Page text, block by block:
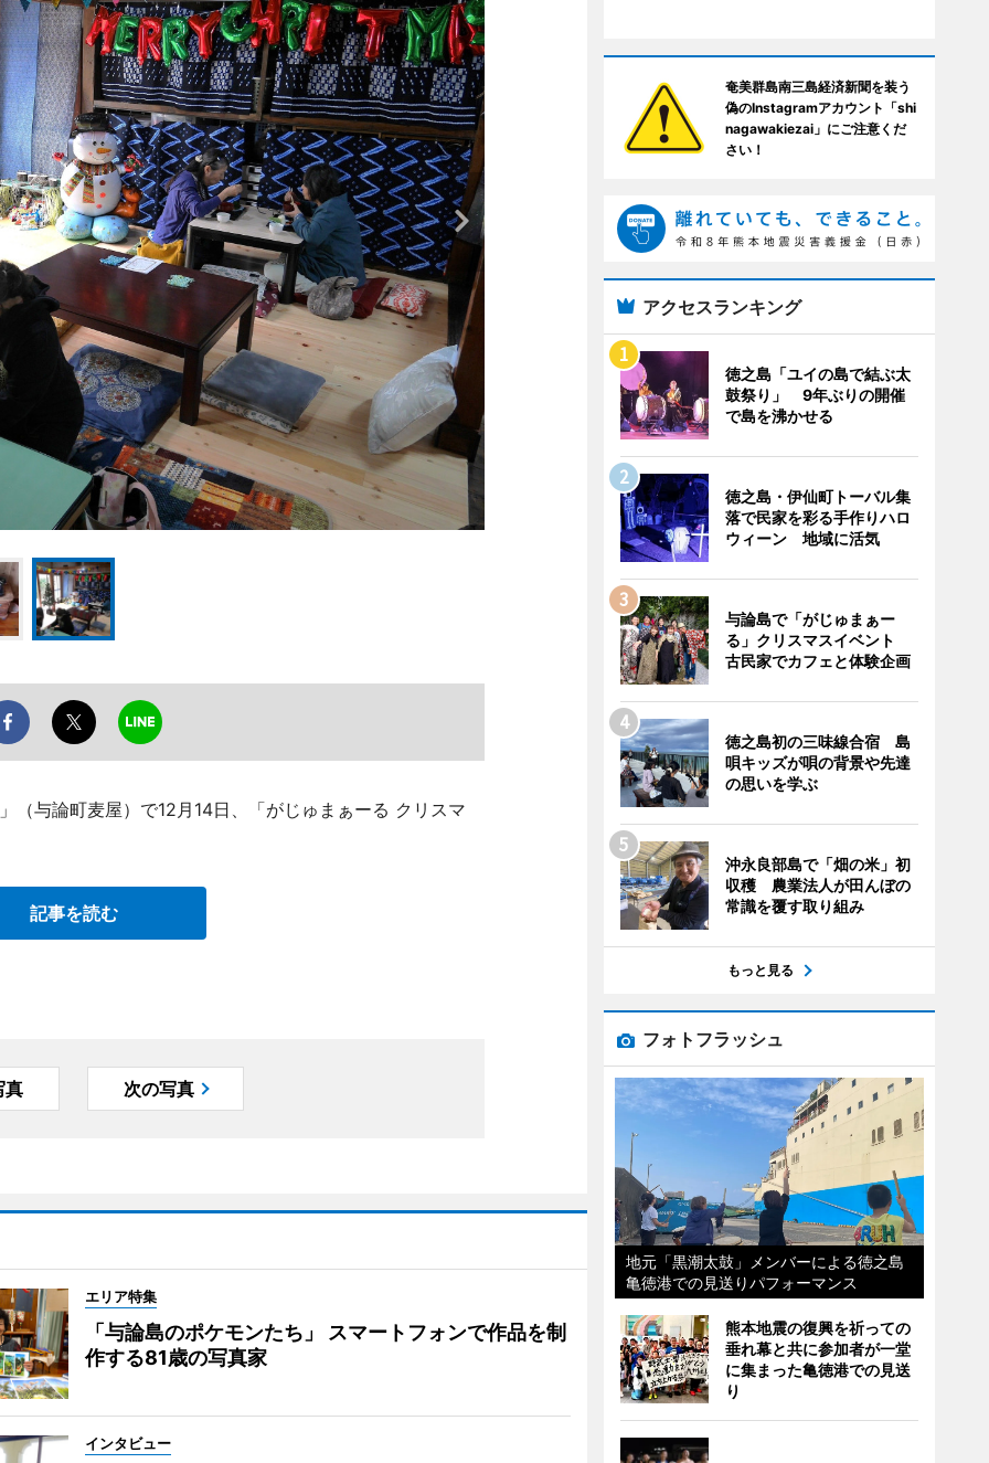
（与論町麦屋）で12月14日、「がじゅまぁーる クリスマ
記事を読む
真 次の写真
エリア特集
「与論島のポケモンたち」 スマートフォンで作品を制
作する81歳の写真家
インタビュー
奄美群島南三島経済新聞を装う
偽のInstagramアカウント「shi
nagawakiezai」にご注意くだ
さい！
アクセスランキング
徳之島「ユイの島で結ぶ太
鼓祭り」 9年ぶりの開催
で島を沸かせる
徳之島・伊仙町トーバル集
落で民家を彩る手作りハロ
ウィーン 地域に活気
与論島で「がじゅまぁー
る」クリスマスイベント
古民家でカフェと体験企画
徳之島初の三味線合宿 島
唄キッズが唄の背景や先達
の思いを学ぶ
沖永良部島で「畑の米」初
収穫 農業法人が田んぼの
常識を覆す取り組み
もっと見る
フォトフラッシュ
地元「黒潮太鼓」メンバーによる徳之島
亀徳港での見送りパフォーマンス
熊本地震の復興を祈っての
垂れ幕と共に参加者が一堂
に集まった亀徳港での見送
り